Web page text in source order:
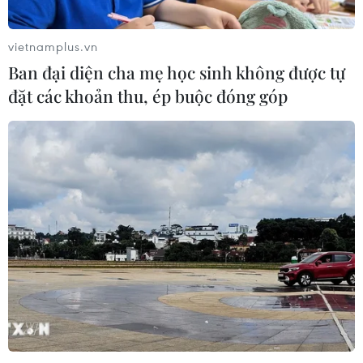
chăm sóc trẻ làm khoảng nạn nhân
bị thương
vụ xả súng tại trường học
07/08/2026 06:37
Thái Lan: Xả súng gây thương vong
tại trường học ở Nonthaburi
07/08/2026 05:12
Xây dựng Cộng đồng ASEAN tự
vietnamplus.vn
Ban đại diện cha mẹ học sinh không được tự
đặt các khoản thu, ép buộc đóng góp